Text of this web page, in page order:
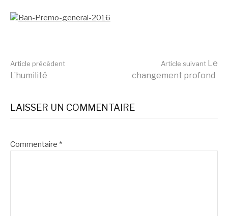
Lire
la
suite
Article précédent
L’humilité
Article suivant Le
changement profond
LAISSER UN COMMENTAIRE
Commentaire *